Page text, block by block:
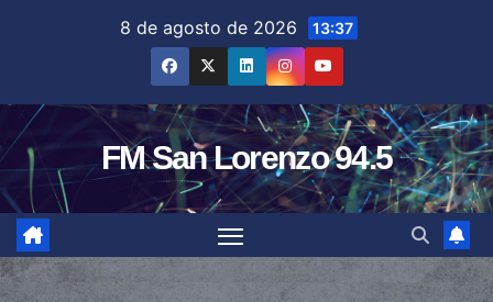
8 de agosto de 2026 13:37
FM San Lorenzo 94.5